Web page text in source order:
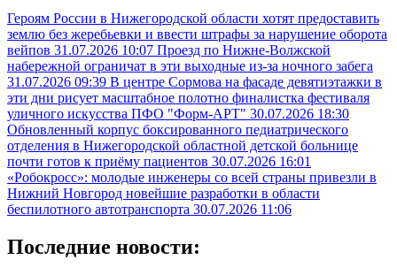
Героям России в Нижегородской области хотят предоставить
землю без жеребьевки и ввести штрафы за нарушение оборота
вейпов 31.07.2026 10:07 Проезд по Нижне-Волжской
набережной ограничат в эти выходные из-за ночного забега
31.07.2026 09:39 В центре Сормова на фасаде девятиэтажки в
эти дни рисует масштабное полотно финалистка фестиваля
уличного искусства ПФО "Форм-АРТ" 30.07.2026 18:30
Обновленный корпус боксированного педиатрического
отделения в Нижегородской областной детской больнице
почти готов к приёму пациентов 30.07.2026 16:01
«Робокросс»: молодые инженеры со всей страны привезли в
Нижний Новгород новейшие разработки в области
беспилотного автотранспорта 30.07.2026 11:06
Последние новости: